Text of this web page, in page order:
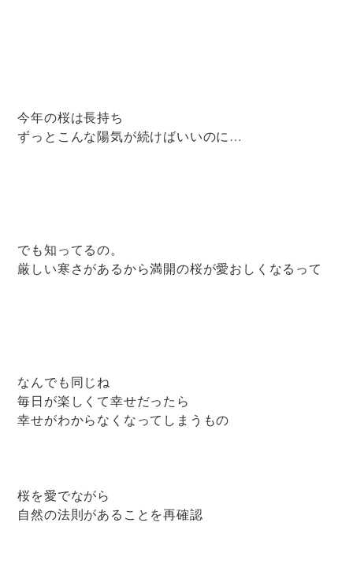
今年の桜は長持ち
ずっとこんな陽気が続けばいいのに…
でも知ってるの。
厳しい寒さがあるから満開の桜が愛おしくなるって
なんでも同じね
毎日が楽しくて幸せだったら
幸せがわからなくなってしまうもの
桜を愛でながら
自然の法則があることを再確認